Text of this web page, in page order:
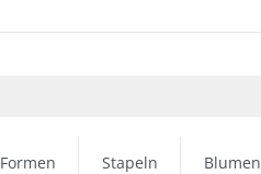
Formen Stapeln Blumen